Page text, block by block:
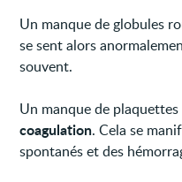
Un manque de globules
se sent alors
souvent.
Un manque de
coagulation. Cela se
spontanés et des